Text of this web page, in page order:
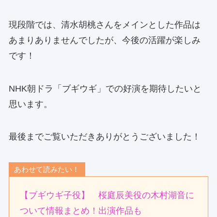
現段階では、清水胡桃さんをメインとした作品は
あまりありませんでしたが、今後の活躍が楽しみ
です！
NHK朝ドラ「ブギウギ」での好演を期待したいと
思います。
最後までご覧いただきありがとうございました！
あわせて読みたい！
【ブギウギ子役】 桜庭辰美役の木村湖音に
ついて情報まとめ！出演作品も